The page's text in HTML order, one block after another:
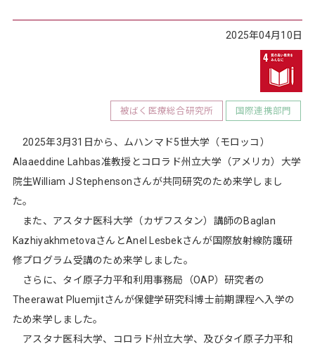
2025年04月10日
被ばく医療総合研究所 国際連携部門
2025年3月31日から、ムハンマド5世大学（モロッコ）
Alaaeddine Lahbas准教授とコロラド州立大学（アメリカ）大学
院生William J Stephensonさんが共同研究のため来学しまし
た。
また、アスタナ医科大学（カザフスタン）講師のBaglan
KazhiyakhmetovaさんとAnel Lesbekさんが国際放射線防護研
修プログラム受講のため来学しました。
さらに、タイ原子力平和利用事務局（OAP）研究者の
Theerawat Pluemjitさんが保健学研究科博士前期課程へ入学の
ため来学しました。
アスタナ医科大学、コロラド州立大学、及びタイ原子力平和